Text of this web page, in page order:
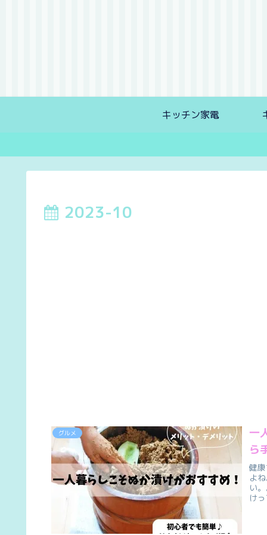
キッチン家電
2023-10
グルメ
一
ら
健
よ
い
け